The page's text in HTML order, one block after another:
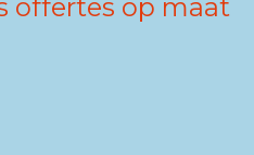
offertes op maat